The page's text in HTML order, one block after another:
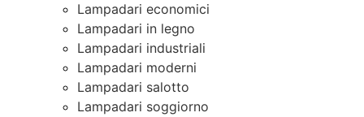
Lampadari economici
Lampadari in legno
Lampadari industriali
Lampadari moderni
Lampadari salotto
Lampadari soggiorno